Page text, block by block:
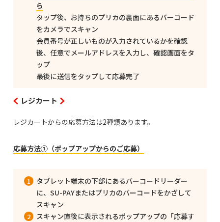
ら
タップ後、お持ちのプリカの裏面にあるバーコード
をカメラでスキャン
会員番号が正しいものが入力されているかを確認
後、任意でメールアドレスを入力し、確認画面をタ
ップ
最後に送信をタップして応募完了
レジカート
レジカートからの応募方法は2種類あります。
応募方法①（ポップアップからのご応募）
タブレット端末の下部にあるバーコードリーダー
に、SU-PAYまたはプリカのバーコードをかざして
スキャン
スキャン直後に表示されるポップアップの「応募す